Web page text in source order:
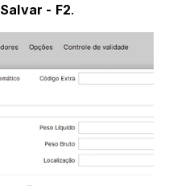
Salvar - F2.